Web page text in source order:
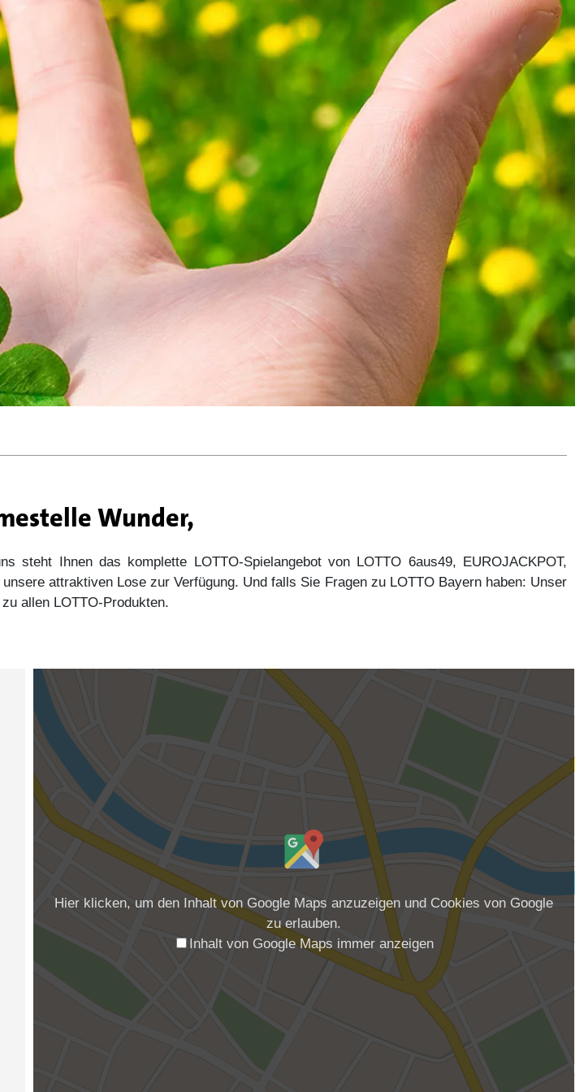
Wunder,
Ihnen das komplette LOTTO-Spielangebot von LOTTO 6aus49, EUROJACKPOT,
attraktiven Lose zur Verfügung. Und falls Sie Fragen zu LOTTO Bayern haben: Unser
allen LOTTO-Produkten.
Hier klicken, um den Inhalt von Google Maps anzuzeigen und Cookies von Google
zu erlauben.
Inhalt von Google Maps immer anzeigen